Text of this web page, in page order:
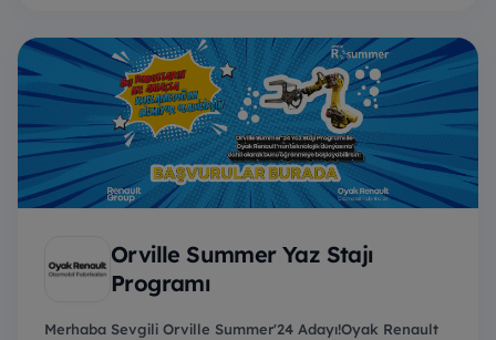
Orville Summer Yaz Stajı
Programı
Merhaba Sevgili Orville Summer'24 Adayı!Oyak Renault